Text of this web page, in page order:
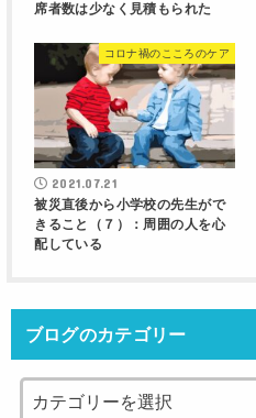
席者数は少なく見積もられた
コロナ禍のこころのケア
2021.07.21
被災直後から小学校の先生がで
きること（７）：周囲の人を心
配している
ブログのカテゴリー